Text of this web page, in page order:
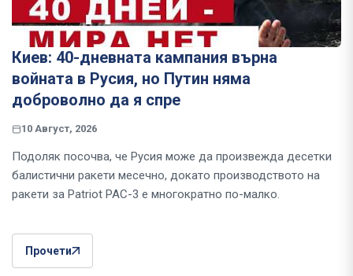
Киев: 40-дневната кампания върна
войната в Русия, но Путин няма
доброволно да я спре
10 Август, 2026
Подоляк посочва, че Русия може да произвежда десетки
балистични ракети месечно, докато производството на
ракети за Patriot PAC-3 е многократно по-малко.
Прочети